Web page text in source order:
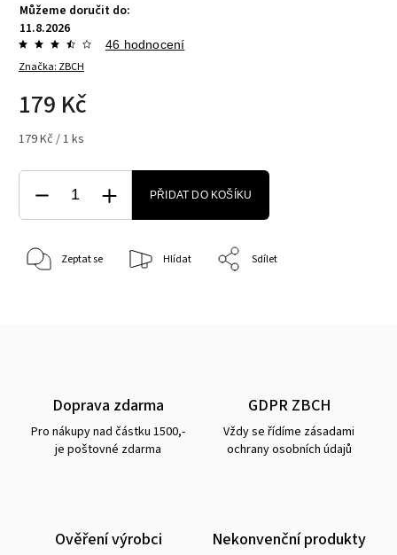
Můžeme doručit do:
11.8.2026
Značka: ZBCH
46 hodnocení
179 Kč
179 Kč / 1 ks
PŘIDAT DO KOŠÍKU
Zeptat se Hlídat Sdílet
Doprava zdarma
Pro nákupy nad částku 1500,-
je poštovné zdarma
GDPR ZBCH
Vždy se řídíme zásadami
ochrany osobních údajů
Ověření výrobci Nekonvenční produkty